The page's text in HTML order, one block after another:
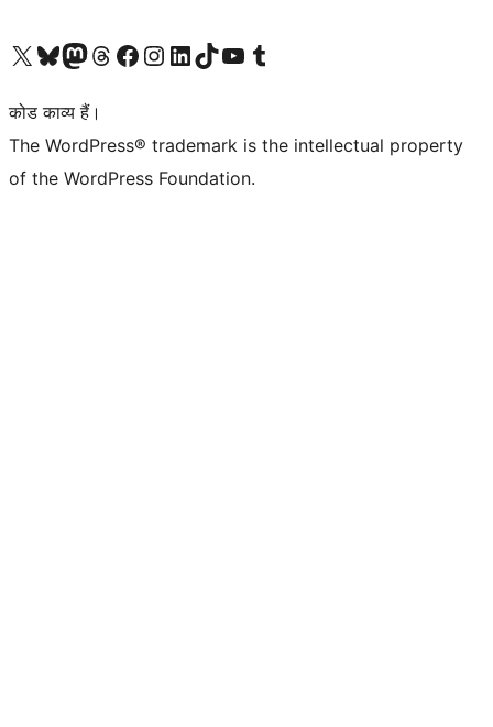
Visit our X (formerly Twitter) account
हमारे बलुस्की खाते पर जाएँVisit our Mastodon account
हमारे थ्रेड्स अकाउंट पर जाएंहमारे फेसबुक पेज पर जाएँहमारे इंस्टाग्राम अकाउंट पर जाएंहमारे लिंक्डइन खाते पर जाएँहमारे टिकटॉक खाते पर जाएँहमारे यूट्यूब चैनल पर जाएंहमारे Tumblr खाते पर जाएँ
कोड काव्य हैं।
The WordPress® trademark is the intellectual property
of the WordPress Foundation.